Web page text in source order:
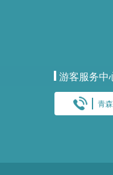
游客服务中
青